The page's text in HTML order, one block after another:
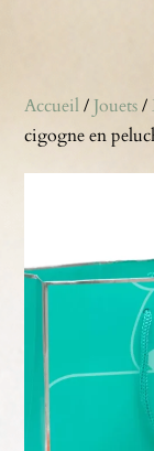
Accueil/ Jouets/
cigogne en